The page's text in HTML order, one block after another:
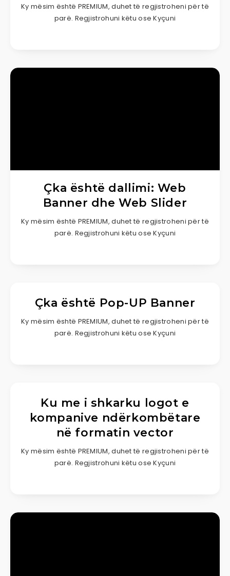
Ky mësim është PREMIUM, duhet të regjistroheni për të
parë. Regjistrohuni këtu ose Kyçuni
Çka është dallimi: Web
Banner dhe Web Slider
Ky mësim është PREMIUM, duhet të regjistroheni për të
parë. Regjistrohuni këtu ose Kyçuni
Çka është Pop-UP Banner
Ky mësim është PREMIUM, duhet të regjistroheni për të
parë. Regjistrohuni këtu ose Kyçuni
Ku me i shkarku logot e
kompanive ndërkombëtare
në formatin vector
Ky mësim është PREMIUM, duhet të regjistroheni për të
parë. Regjistrohuni këtu ose Kyçuni